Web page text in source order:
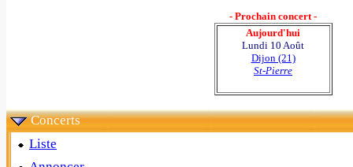
- Prochain concert -
Aujourd'hui
Lundi 10 Août
Dijon (21)
St-Pierre
Concerts
Liste